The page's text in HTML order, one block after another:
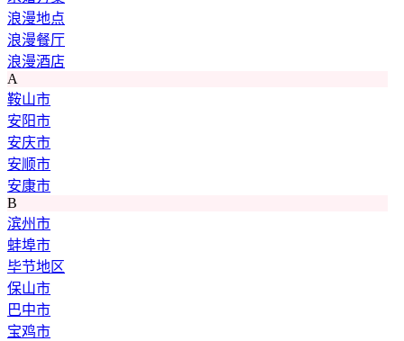
浪漫地点
浪漫餐厅
浪漫酒店
A
鞍山市
安阳市
安庆市
安顺市
安康市
B
滨州市
蚌埠市
毕节地区
保山市
巴中市
宝鸡市